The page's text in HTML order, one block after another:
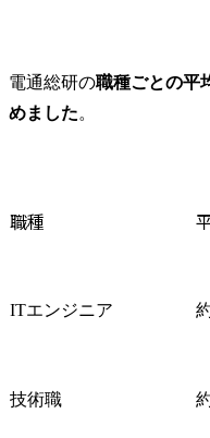
電通総研の職種ごとの平
めました。
職種
ITエンジニア
技術職